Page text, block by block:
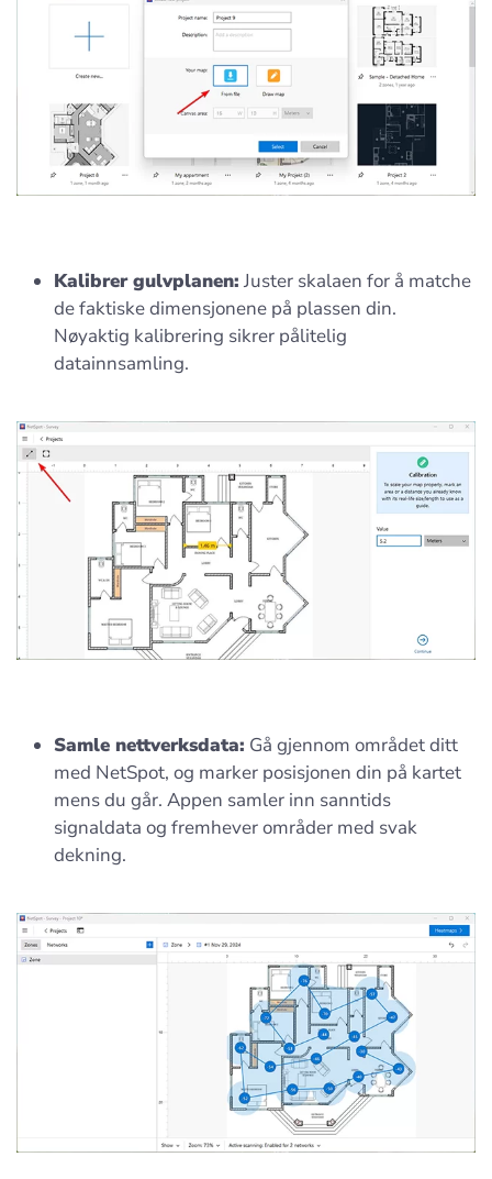
Kalibrer gulvplanen: Juster skalaen for å matche
de faktiske dimensjonene på plassen din.
Nøyaktig kalibrering sikrer pålitelig
datainnsamling.
Samle nettverksdata: Gå gjennom området ditt
med NetSpot, og marker posisjonen din på kartet
mens du går. Appen samler inn sanntids
signaldata og fremhever områder med svak
dekning.